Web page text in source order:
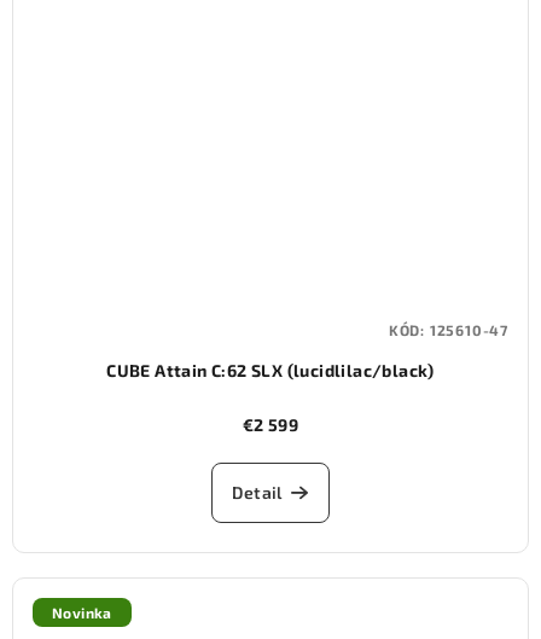
CUBE Attain C:62 SLX (lucidlilac/black)
€2 599
Detail
KÓD: 125610-47
Novinka